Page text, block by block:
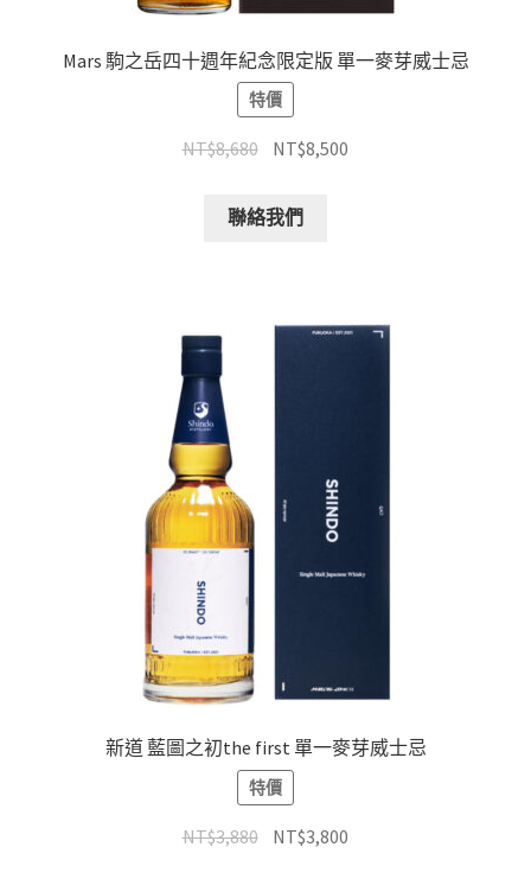
Mars 駒之岳四十週年紀念限定版 單一麥芽威士忌
特價
NT$8,680 NT$8,500
聯絡我們
新道 藍圖之初the first 單一麥芽威士忌
特價
NT$3,880 NT$3,800